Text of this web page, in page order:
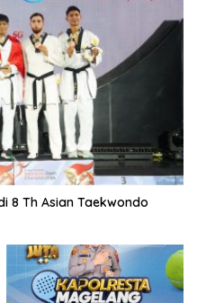
8 Th Asian Taekwondo